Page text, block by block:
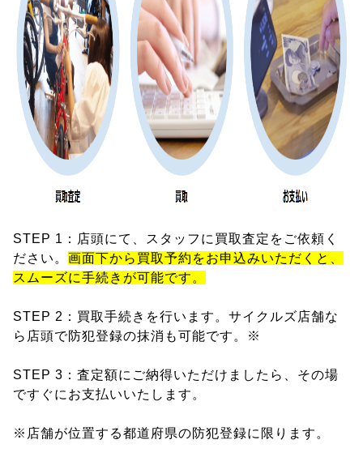
STEP 1：店頭にて、スタッフに買取査定をご依頼く
ださい。 画面下から買取予約をお申込みいただくと、
スムーズに手続きが可能です。
STEP 2：買取手続きを行います。サイクルズ店舗な
ら店頭で防犯登録の抹消も可能です。※
STEP 3：査定額にご納得いただけましたら、その場
ですぐにお支払いいたします。
※店舗が位置する都道府県の防犯登録に限ります。